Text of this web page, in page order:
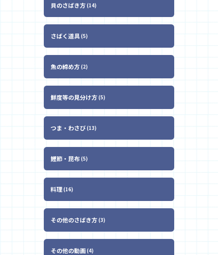
貝のさばき方 14
さばく道具 5
魚の締め方 2
鮮度等の見分け方 5
つま・わさび 13
鰹節・昆布 5
料理 16
その他のさばき方 3
その他の動画 4